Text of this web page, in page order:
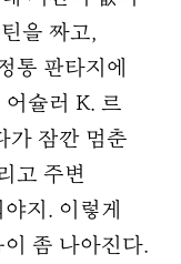
을 짜고,
통 판타지에
슐러 K. 르
가 잠깐 멈춘
고 주변
지. 이렇게
좀 나아진다.